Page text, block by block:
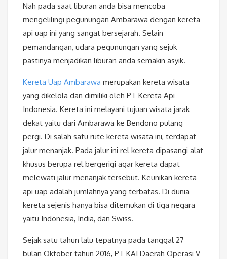
Nah pada saat liburan anda bisa mencoba
mengelilingi pegunungan Ambarawa dengan kereta
api uap ini yang sangat bersejarah. Selain
pemandangan, udara pegunungan yang sejuk
pastinya menjadikan liburan anda semakin asyik.
Kereta Uap Ambarawa merupakan kereta wisata
yang dikelola dan dimiliki oleh PT Kereta Api
Indonesia. Kereta ini melayani tujuan wisata jarak
dekat yaitu dari Ambarawa ke Bendono pulang
pergi. Di salah satu rute kereta wisata ini, terdapat
jalur menanjak. Pada jalur ini rel kereta dipasangi alat
khusus berupa rel bergerigi agar kereta dapat
melewati jalur menanjak tersebut. Keunikan kereta
api uap adalah jumlahnya yang terbatas. Di dunia
kereta sejenis hanya bisa ditemukan di tiga negara
yaitu Indonesia, India, dan Swiss.
Sejak satu tahun lalu tepatnya pada tanggal 27
bulan Oktober tahun 2016, PT KAI Daerah Operasi V